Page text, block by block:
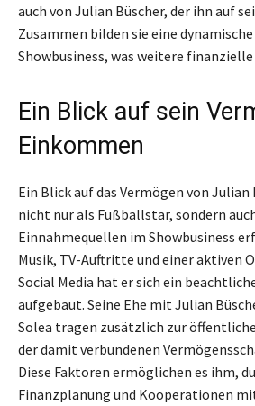
auch von Julian Büscher, der ihn auf
Zusammen bilden sie eine
Showbusiness, was weitere
Ein Blick auf sein
Einkommen
Ein Blick auf das Vermögen von
nicht nur als Fußballstar, sondern
Einnahmequellen im Showbusiness
Musik, TV-Auftritte und einer aktiven
Social Media hat er sich ein
aufgebaut. Seine Ehe mit Julian
Solea tragen zusätzlich zur
der damit verbundenen
Diese Faktoren ermöglichen es ihm,
Finanzplanung und Kooperationen